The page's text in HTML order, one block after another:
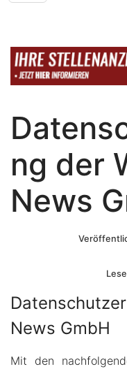
ng der
News
News GmbH
Mit den